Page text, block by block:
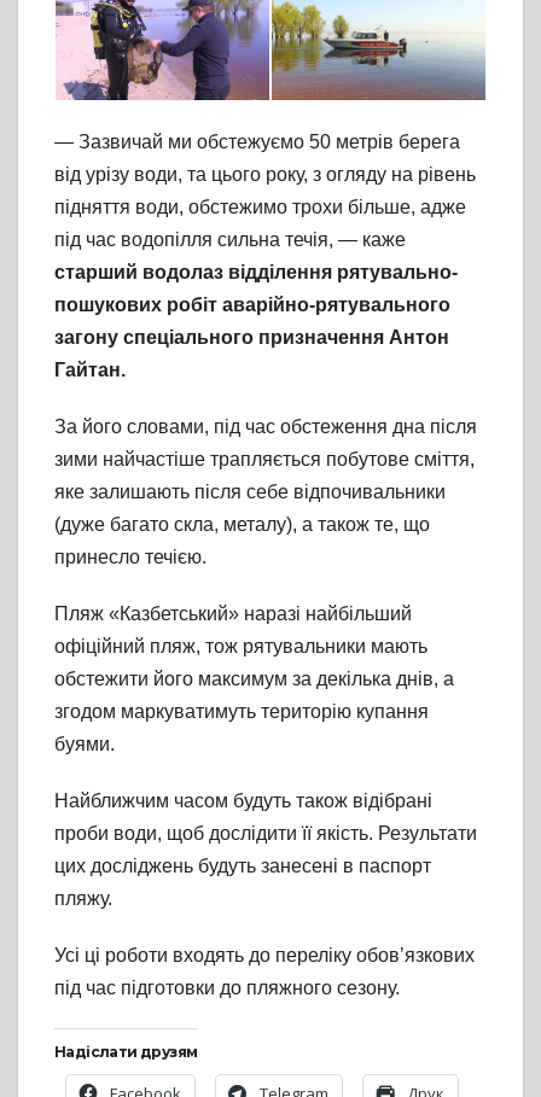
— Зазвичай ми обстежуємо 50 метрів берега
від урізу води, та цього року, з огляду на рівень
підняття води, обстежимо трохи більше, адже
під час водопілля сильна течія, — каже
старший водолаз відділення рятувально-
пошукових робіт аварійно-рятувального
загону спеціального призначення Антон
Гайтан.
За його словами, під час обстеження дна після
зими найчастіше трапляється побутове сміття,
яке залишають після себе відпочивальники
(дуже багато скла, металу), а також те, що
принесло течією.
Пляж «Казбетський» наразі найбільший
офіційний пляж, тож рятувальники мають
обстежити його максимум за декілька днів, а
згодом маркуватимуть територію купання
буями.
Найближчим часом будуть також відібрані
проби води, щоб дослідити її якість. Результати
цих досліджень будуть занесені в паспорт
пляжу.
Усі ці роботи входять до переліку обов’язкових
під час підготовки до пляжного сезону.
Надіслати друзям